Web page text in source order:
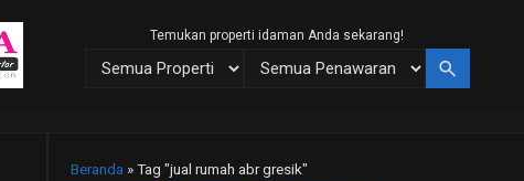
Temukan properti idaman Anda sekarang!
search
Beranda »Tag "jual rumah abr gresik"